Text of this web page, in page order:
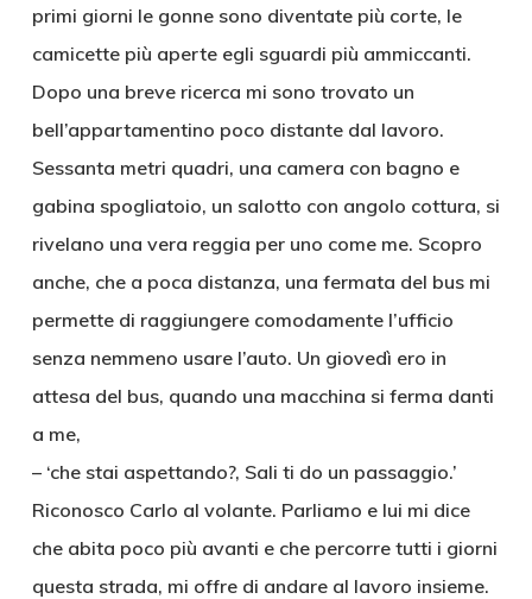
primi giorni le gonne sono diventate più corte, le
camicette più aperte egli sguardi più ammiccanti.
Dopo una breve ricerca mi sono trovato un
bell’appartamentino poco distante dal lavoro.
Sessanta metri quadri, una camera con bagno e
gabina spogliatoio, un salotto con angolo cottura, si
rivelano una vera reggia per uno come me. Scopro
anche, che a poca distanza, una fermata del bus mi
permette di raggiungere comodamente l’ufficio
senza nemmeno usare l’auto. Un giovedì ero in
attesa del bus, quando una macchina si ferma danti
a me,
– ‘che stai aspettando?, Sali ti do un passaggio.’
Riconosco Carlo al volante. Parliamo e lui mi dice
che abita poco più avanti e che percorre tutti i giorni
questa strada, mi offre di andare al lavoro insieme.